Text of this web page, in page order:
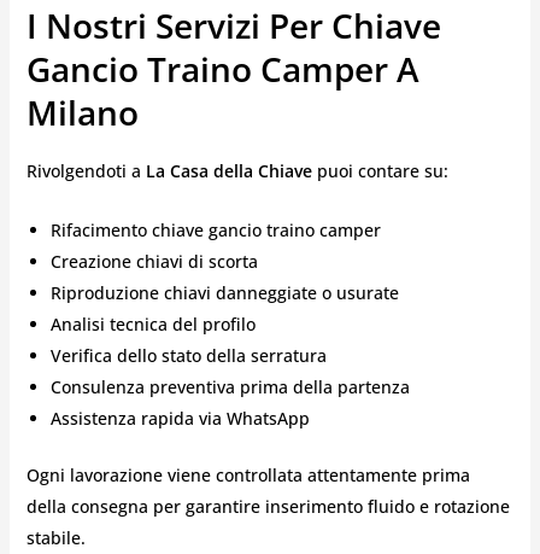
I Nostri Servizi Per Chiave
Gancio Traino Camper A
Milano
Rivolgendoti a La Casa della Chiavepuoi contare su:
Rifacimento chiave gancio traino camper
Creazione chiavi di scorta
Riproduzione chiavi danneggiate o usurate
Analisi tecnica del profilo
Verifica dello stato della serratura
Consulenza preventiva prima della partenza
Assistenza rapida via WhatsApp
Ogni lavorazione viene controllata attentamente prima
della consegna per garantire inserimento fluido e rotazione
stabile.